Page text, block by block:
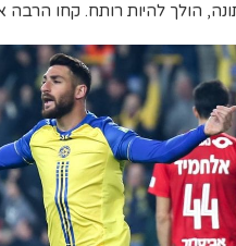
הולך להיות רותח. קחו הרבה